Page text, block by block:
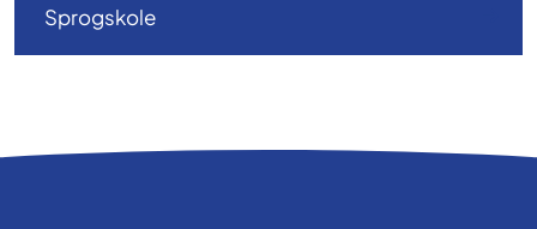
Sprogskole